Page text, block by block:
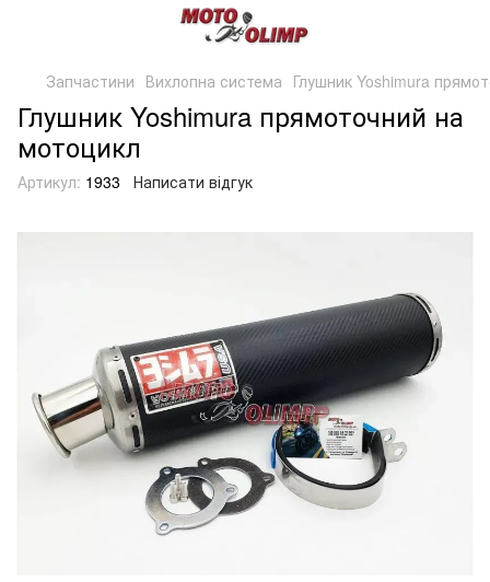
Запчастини Вихлопна система Глушник Yoshimura
Глушник Yoshimura прямоточний на
мотоцикл
Артикул: 1933 Написати відгук